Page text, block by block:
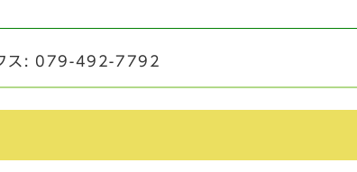
ス: 079-492-7792